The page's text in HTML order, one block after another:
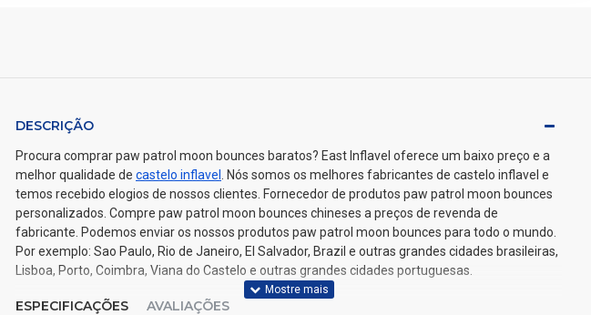
DESCRIÇÃO
Procura comprar paw patrol moon bounces baratos? East Inflavel oferece um baixo preço e a
melhor qualidade de castelo inflavel
. Nós somos os melhores fabricantes de castelo inflavel e
temos recebido elogios de nossos clientes. Fornecedor de produtos paw patrol moon bounces
personalizados. Compre paw patrol moon bounces chineses a preços de revenda de
fabricante. Podemos enviar os nossos produtos paw patrol moon bounces para todo o mundo.
Por exemplo: Sao Paulo, Rio de Janeiro, El Salvador, Brazil e outras grandes cidades brasileiras,
Lisboa, Porto, Coimbra, Viana do Castelo e outras grandes cidades portuguesas.
ESPECIFICAÇÕES AVALIAÇÕES